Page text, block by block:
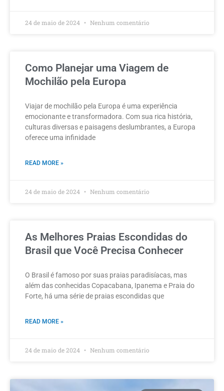
24 de maio de 2024 Nenhum comentário
Como Planejar uma Viagem de
Mochilão pela Europa
Viajar de mochilão pela Europa é uma experiência
emocionante e transformadora. Com sua rica história,
culturas diversas e paisagens deslumbrantes, a Europa
oferece uma infinidade
READ MORE »
24 de maio de 2024 Nenhum comentário
As Melhores Praias Escondidas do
Brasil que Você Precisa Conhecer
O Brasil é famoso por suas praias paradisíacas, mas
além das conhecidas Copacabana, Ipanema e Praia do
Forte, há uma série de praias escondidas que
READ MORE »
24 de maio de 2024 Nenhum comentário